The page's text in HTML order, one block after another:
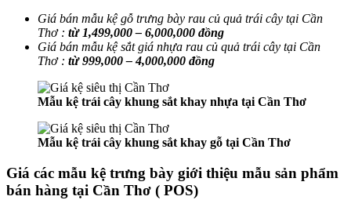
Giá bán mẫu kệ gỗ trưng bày rau củ quả trái cây tại Cần
Thơ : từ 1,499,000 – 6,000,000 đồng
Giá bán mẫu kệ sắt giá nhựa rau củ quả trái cây tại Cần
Thơ : từ 999,000 – 4,000,000 đồng
Mẫu kệ trái cây khung sắt khay nhựa tại Cần Thơ
Mẫu kệ trái cây khung sắt khay gỗ tại Cần Thơ
Giá các mẫu kệ trưng bày giới thiệu mẫu sản phẩm
bán hàng tại Cần Thơ ( POS)